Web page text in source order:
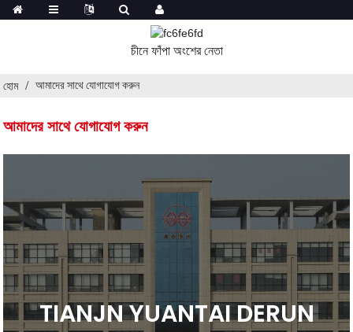
চীনে ফাঁপা অংশের নেতা
হোম আমাদের সাথে যোগাযোগ করুন
আমাদের সাথে যোগাযোগ করুন
TIANJN YUANTAI DERUN